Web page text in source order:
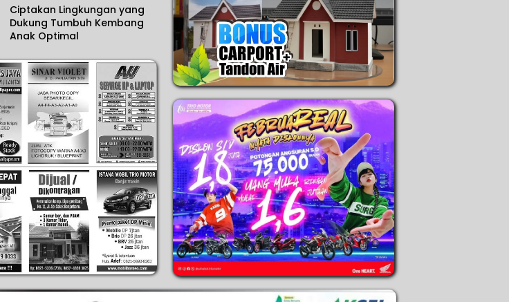
Ciptakan Lingkungan yang
Dukung Tumbuh Kembang
Anak Optimal